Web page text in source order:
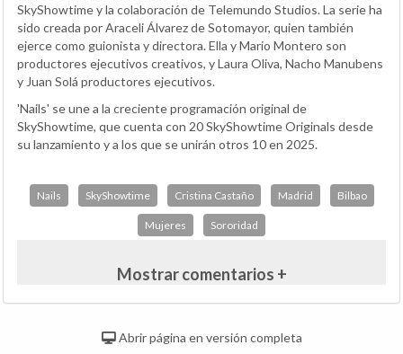
SkyShowtime y la colaboración de Telemundo Studios. La serie ha
sido creada por Araceli Álvarez de Sotomayor, quien también
ejerce como guionista y directora. Ella y Mario Montero son
productores ejecutivos creativos, y Laura Oliva, Nacho Manubens
y Juan Solá productores ejecutivos.
'Nails' se une a la creciente programación original de
SkyShowtime, que cuenta con 20 SkyShowtime Originals desde
su lanzamiento y a los que se unirán otros 10 en 2025.
Nails SkyShowtime Cristina Castaño Madrid Bilbao
Mujeres Sororidad
Mostrar comentarios +
Abrir página en versión completa